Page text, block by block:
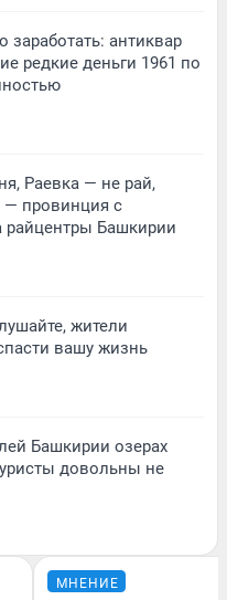
заработать: антиквар
редкие деньги 1961 по
Раевка — не рай,
провинция с
Башкирии
жители
вашу жизнь
Башкирии озерах
довольны не
МНЕНИЕ